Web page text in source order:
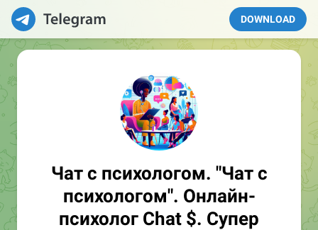
DOWNLOAD
Чат с психологом. "Чат с
психологом". Онлайн-
психолог Chat $. Супер